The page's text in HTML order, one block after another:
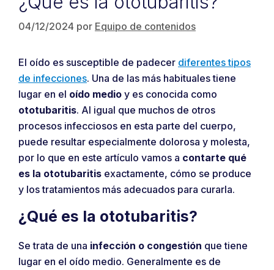
04/12/2024 por Equipo de contenidos
El oído es susceptible de padecer diferentes tipos
de infecciones. Una de las más habituales tiene
lugar en el oído medio y es conocida como
ototubaritis. Al igual que muchos de otros
procesos infecciosos en esta parte del cuerpo,
puede resultar especialmente dolorosa y molesta,
por lo que en este artículo vamos a contarte qué
es la ototubaritis exactamente, cómo se produce
y los tratamientos más adecuados para curarla.
¿Qué es la ototubaritis?
Se trata de una infección o congestión que tiene
lugar en el oído medio. Generalmente es de